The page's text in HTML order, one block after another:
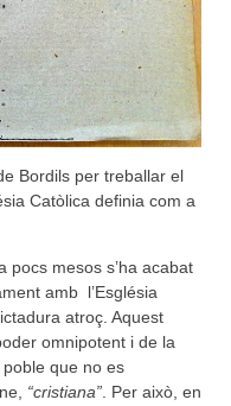
Bordils per treballar el
Catòlica definia com a
pocs mesos s’ha acabat
amb l’Església
atroç. Aquest
omnipotent i de la
que no es
“cristiana”. Per això, en